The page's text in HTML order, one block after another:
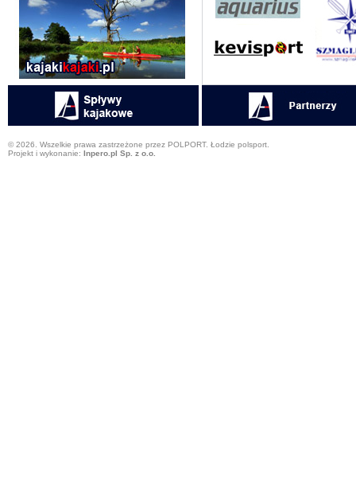
© 2026. Wszelkie prawa zastrzeżone przez POLPORT. Łodzie polsport.
Projekt i wykonanie: Inpero.pl Sp. z o.o.